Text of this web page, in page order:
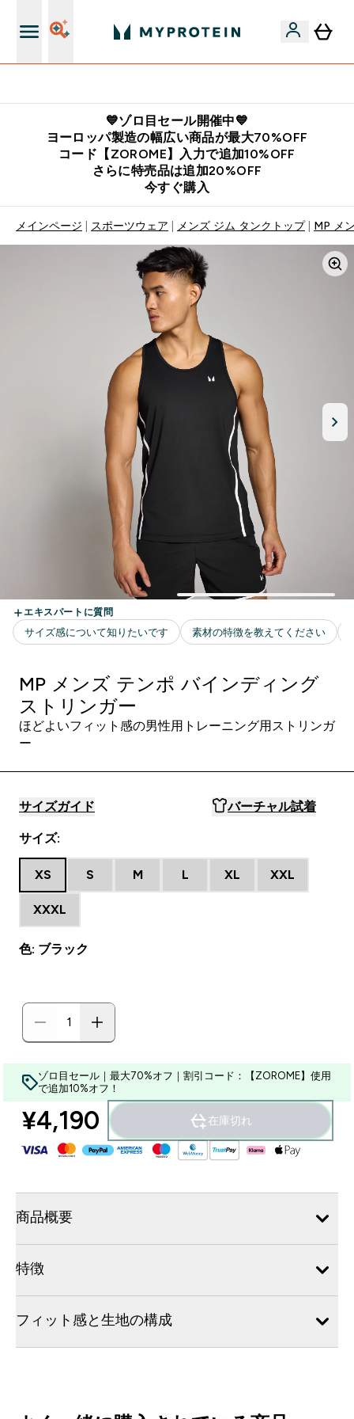
💙ゾロ目セール開催中💙
ヨーロッパ製造の幅広い商品が最大70%OFF
コード【ZOROME】入力で追加10%OFF
さらに特売品は追加20%OFF
今すぐ購入
メインページ スポーツウェア メンズ ジム タンクトップ MP メ
MP メンズ テンポ バインディング
ストリンガー
ほどよいフィット感の男性用トレーニング用ストリンガ
ー
サイズガイド バーチャル試着
サイズ:
XS S M L XL XXL
XXXL
色: ブラック
ゾロ目セール｜最大70%オフ｜割引コード：【ZOROME】使用
で追加10%オフ！
¥4,190‎ 在庫切れ
商品概要
特徴
フィット感と生地の構成